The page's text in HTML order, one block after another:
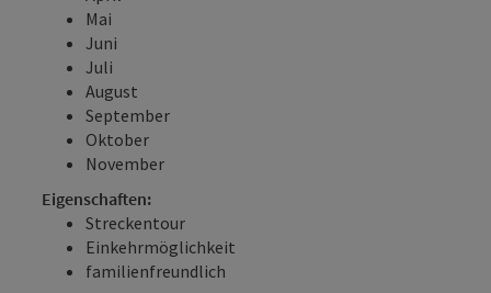
Mai
Juni
Juli
August
September
Oktober
November
Eigenschaften:
Streckentour
Einkehrmöglichkeit
familienfreundlich